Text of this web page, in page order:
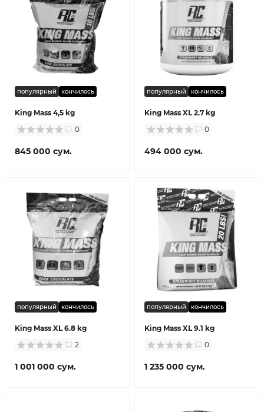
популярный кончилось
King Mass 4,5 kg
0
845 000 сум.
популярный кончилось
King Mass XL 2.7 kg
0
494 000 сум.
популярный кончилось
King Mass XL 6.8 kg
2
1 001 000 сум.
популярный кончилось
King Mass XL 9.1 kg
0
1 235 000 сум.